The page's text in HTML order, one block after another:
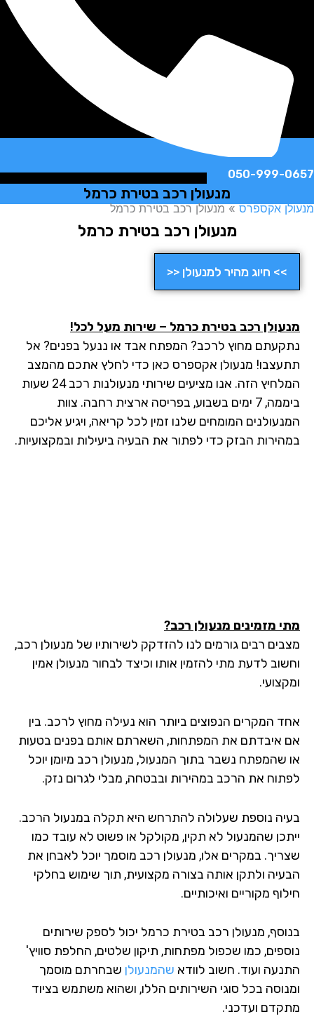
050-999-
מנעולן רכב בטירת כרמל
אקספרס»מנעולן רכב בטירת כרמל
מנעולן רכב בטירת כרמל
>> חיוג מהיר למנעולן <<
רכב בטירת כרמל – שירות מעל לכל!
מחוץ לרכב? המפתח אבד או ננעל בפנים? אל
מנעולן אקספרס כאן כדי לחלץ אתכם מהמצב
המלחיץ הזה. אנו מציעים שירותי מנעולנות רכב 24 שעות
ביממה, 7 ימים בשבוע, בפריסה ארצית רחבה. צוות
המומחים שלנו זמין לכל קריאה, ויגיע אליכם
הבזק כדי לפתור את הבעיה ביעילות ובמקצועיות.
מזמינים מנעולן רכב?
רבים גורמים לנו להזדקק לשירותיו של מנעולן רכב,
לדעת מתי להזמין אותו וכיצד לבחור מנעולן אמין
המקרים הנפוצים ביותר הוא נעילה מחוץ לרכב. בין
איבדתם את המפתחות, השארתם אותם בפנים בטעות
שהמפתח נשבר בתוך המנעול, מנעולן רכב מיומן יוכל
את הרכב במהירות ובבטחה, מבלי לגרום נזק.
נוספת שעלולה להתרחש היא תקלה במנעול הרכב.
שהמנעול לא תקין, מקולקל או פשוט לא עובד כמו
במקרים אלו, מנעולן רכב מוסמך יוכל לאבחן את
ולתקן אותה בצורה מקצועית, תוך שימוש בחלקי
מקוריים ואיכותיים.
מנעולן רכב בטירת כרמל יכול לספק שירותים
כמו שכפול מפתחות, תיקון שלטים, החלפת סוויץ'
ועוד. חשוב לוודאשהמנעולןשבחרתם מוסמך
בכל סוגי השירותים הללו, ושהוא משתמש בציוד
ועדכני.